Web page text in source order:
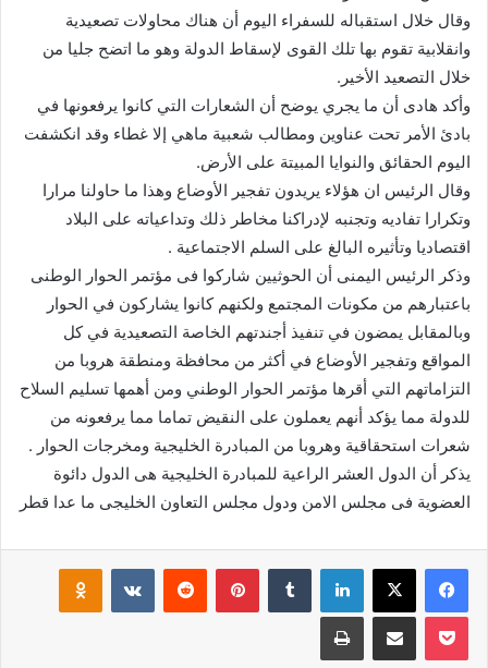
وقال خلال استقباله للسفراء اليوم أن هناك محاولات تصعيدية
وانقلابية تقوم بها تلك القوى لإسقاط الدولة وهو ما اتضح جليا من
خلال التصعيد الأخير.
وأكد هادى أن ما يجري يوضح أن الشعارات التي كانوا يرفعونها في
بادئ الأمر تحت عناوين ومطالب شعبية ماهي إلا غطاء وقد انكشفت
اليوم الحقائق والنوايا المبيتة على الأرض.
وقال الرئيس ان هؤلاء يريدون تفجير الأوضاع وهذا ما حاولنا مرارا
وتكرارا تفاديه وتجنبه لإدراكنا مخاطر ذلك وتداعياته على البلاد
اقتصاديا وتأثيره البالغ على السلم الاجتماعية .
وذكر الرئيس اليمنى أن الحوثيين شاركوا فى مؤتمر الحوار الوطنى
باعتبارهم من مكونات المجتمع ولكنهم كانوا يشاركون في الحوار
وبالمقابل يمضون في تنفيذ أجندتهم الخاصة التصعيدية في كل
المواقع وتفجير الأوضاع في أكثر من محافظة ومنطقة هروبا من
التزاماتهم التي أقرها مؤتمر الحوار الوطني ومن أهمها تسليم السلاح
للدولة مما يؤكد أنهم يعملون على النقيض تماما مما يرفعونه من
شعرات استحقاقية وهروبا من المبادرة الخليجية ومخرجات الحوار .
يذكر أن الدول العشر الراعية للمبادرة الخليجية هى الدول دائوة
العضوية فى مجلس الامن ودول مجلس التعاون الخليجى ما عدا قطر
فيسبوك ‫X لينكدإن بينتيريست
‫Pocket مشاركة عبر البريد طباعة